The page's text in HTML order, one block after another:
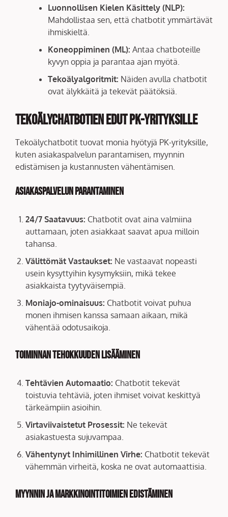
Luonnollisen Kielen Käsittely (NLP):
Mahdollistaa sen, että chatbotit ymmärtävät
ihmiskieltä.
Koneoppiminen (ML): Antaa chatboteille
kyvyn oppia ja parantaa ajan myötä.
Tekoälyalgoritmit: Näiden avulla chatbotit
ovat älykkäitä ja tekevät päätöksiä.
Tekoälychatbotien Edut PK-yrityksille
Tekoälychatbotit tuovat monia hyötyjä PK-yrityksille,
kuten asiakaspalvelun parantamisen, myynnin
edistämisen ja kustannusten vähentämisen.
Asiakaspalvelun Parantaminen
24/7 Saatavuus: Chatbotit ovat aina valmiina
auttamaan, joten asiakkaat saavat apua milloin
tahansa.
Välittömät Vastaukset: Ne vastaavat nopeasti
usein kysyttyihin kysymyksiin, mikä tekee
asiakkaista tyytyväisempiä.
Moniajo-ominaisuus: Chatbotit voivat puhua
monen ihmisen kanssa samaan aikaan, mikä
vähentää odotusaikoja.
Toiminnan Tehokkuuden Lisääminen
Tehtävien Automaatio: Chatbotit tekevät
toistuvia tehtäviä, joten ihmiset voivat keskittyä
tärkeämpiin asioihin.
Virtaviivaistetut Prosessit: Ne tekevät
asiakastuesta sujuvampaa.
Vähentynyt Inhimillinen Virhe: Chatbotit tekevät
vähemmän virheitä, koska ne ovat automaattisia.
Myynnin ja Markkinointitoimien Edistäminen